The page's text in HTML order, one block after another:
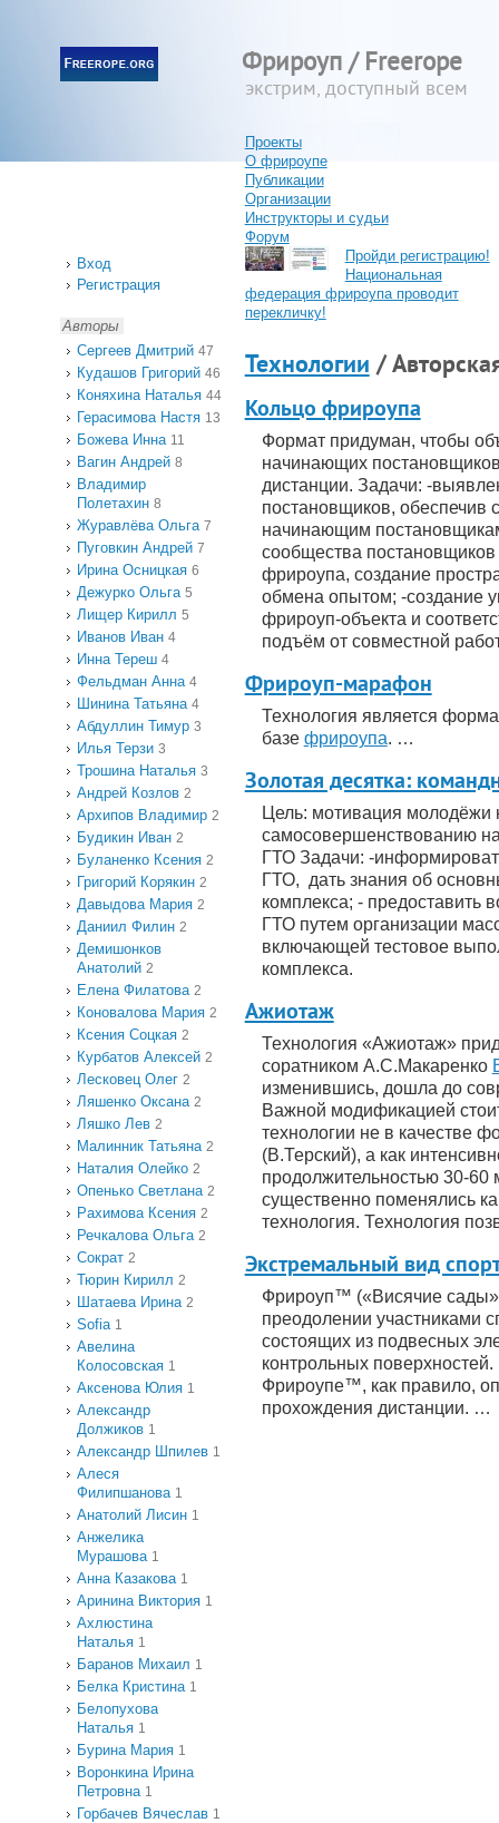
Фрироуп / Freerope
экстрим, доступный всем
Проекты
О фрироупе
Публикации
Организации
Инструкторы и судьи
Форум
Вход
Регистрация
Авторы
Сергеев Дмитрий 47
Кудашов Григорий 46
Коняхина Наталья 44
Герасимова Настя 13
Божева Инна 11
Вагин Андрей 8
Владимир
Полетахин 8
Журавлёва Ольга 7
Пуговкин Андрей 7
Ирина Осницкая 6
Дежурко Ольга 5
Лищер Кирилл 5
Иванов Иван 4
Инна Тереш 4
Фельдман Анна 4
Шинина Татьяна 4
Абдуллин Тимур 3
Илья Терзи 3
Трошина Наталья 3
Андрей Козлов 2
Архипов Владимир 2
Будикин Иван 2
Буланенко Ксения 2
Григорий Корякин 2
Давыдова Мария 2
Даниил Филин 2
Демишонков
Анатолий 2
Елена Филатова 2
Коновалова Мария 2
Ксения Соцкая 2
Курбатов Алексей 2
Лесковец Олег 2
Ляшенко Оксана 2
Ляшко Лев 2
Малинник Татьяна 2
Наталия Олейко 2
Опенько Светлана 2
Рахимова Ксения 2
Речкалова Ольга 2
Сократ 2
Тюрин Кирилл 2
Шатаева Ирина 2
Sofia 1
Авелина
Колосовская 1
Аксенова Юлия 1
Александр
Должиков 1
Александр Шпилев 1
Алеся
Филипшанова 1
Анатолий Лисин 1
Анжелика
Мурашова 1
Анна Казакова 1
Аринина Виктория 1
Ахлюстина
Наталья 1
Баранов Михаил 1
Белка Кристина 1
Белопухова
Наталья 1
Бурина Мария 1
Воронкина Ирина
Петровна 1
Горбачев Вячеслав 1
Пройди регистрацию!
Национальная
федерация фрироупа проводит
перекличку!
Технологии /
Кольцо фрироупа
Формат придуман, чтобы
начинающих
дистанции. Задачи: -
постановщиков, обеспечив
начинающим
сообщества
фрироупа, создание
обмена опытом; -создание
фрироуп-объекта и
подъём от совместной
Фрироуп-марафон
Технология является
базе фрироупа. …
Золотая десятка:
Цель: мотивация молодёжи
самосовершенствованию
ГТО Задачи: -
ГТО, дать знания об
комплекса; - предоставить
ГТО путем организации
включающей тестовое
комплекса.
Ажиотаж
Технология «Ажиотаж»
соратником А.С.Макаренко
изменившись, дошла до
Важной модификацией
технологии не в качестве
(В.Терский), а как
продолжительностью 30-
существенно поменялись
технология. Технология
Экстремальный вид
Фрироуп™ («Висячие
преодолении участниками
состоящих из подвесных
контрольных
Фрироупе™, как правило,
прохождения дистанции. …